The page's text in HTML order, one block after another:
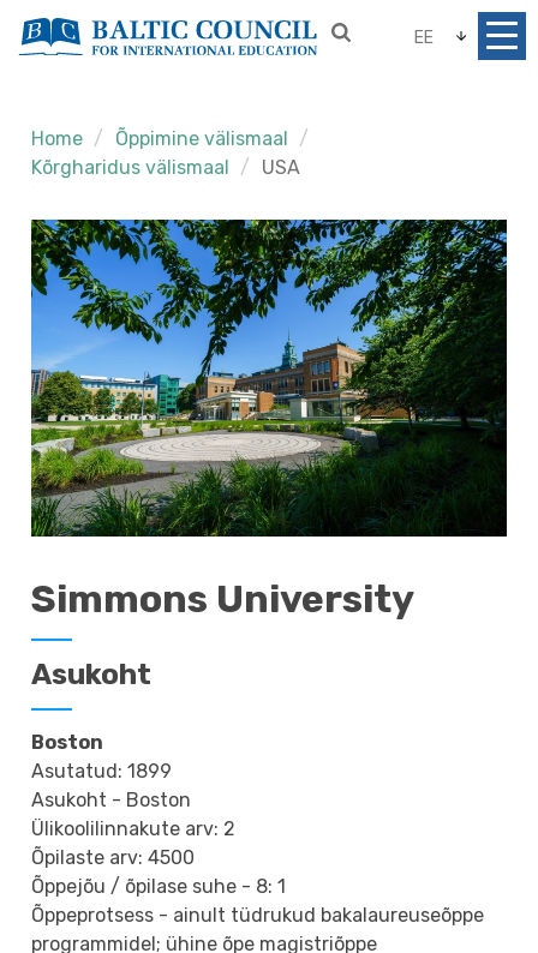
EE
Home
Õppimine välismaal
Kõrgharidus välismaal
USA
Simmons University
Asukoht
Boston
Asutatud: 1899
Asukoht - Boston
Ülikoolilinnakute arv: 2
Õpilaste arv: 4500
Õppejõu / õpilase suhe - 8: 1
Õppeprotsess - ainult tüdrukud bakalaureuseõppe
programmidel; ühine õpe magistriõppe